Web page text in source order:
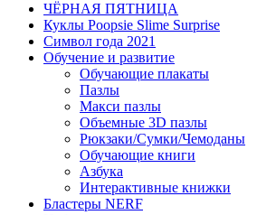
ЧЁРНАЯ ПЯТНИЦА
Куклы Poopsie Slime Surprise
Символ года 2021
Обучение и развитие
Обучающие плакаты
Пазлы
Макси пазлы
Объемные 3D пазлы
Рюкзаки/Сумки/Чемоданы
Обучающие книги
Азбука
Интерактивные книжки
Бластеры NERF